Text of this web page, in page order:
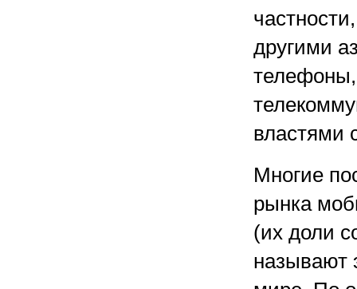
другими
телефоны,
властями
Многие
рынка
(их доли
называют